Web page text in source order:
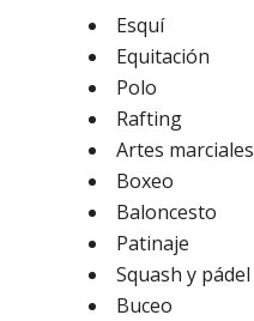
Esquí
Equitación
Polo
Rafting
Artes marciales
Boxeo
Baloncesto
Patinaje
Squash y pádel
Buceo